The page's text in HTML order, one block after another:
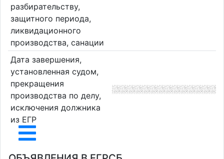
разбирательству,
защитного периода,
ликвидационного
производства, санации
Дата завершения,
установленная судом,
прекращения
производства по делу,
исключения должника
из ЕГР